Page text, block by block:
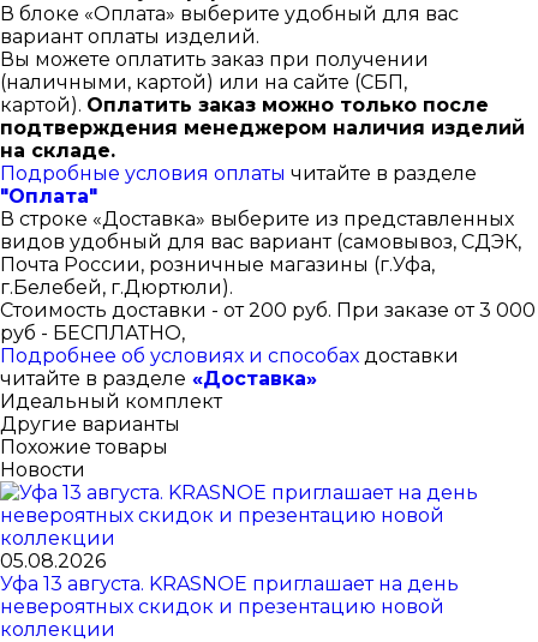
В блоке «Оплата» выберите удобный для вас
вариант оплаты изделий.
Вы можете оплатить заказ при получении
(наличными, картой) или на сайте (СБП,
картой). Оплатить заказ можно только после
подтверждения менеджером наличия изделий
на складе.
Подробные условия оплаты читайте в разделе
"Оплата"
В строке «Доставка» выберите из представленных
видов удобный для вас вариант (самовывоз, СДЭК,
Почта России, розничные магазины (г.Уфа,
г.Белебей, г.Дюртюли).
Стоимость доставки - от 200 руб. При заказе от 3 000
руб - БЕСПЛАТНО,
Подробнее об условиях и способах доставки
читайте в разделе «Доставка»
Идеальный комплект
Другие варианты
Похожие товары
Новости
05.08.2026
Уфа 13 августа. KRASNOE приглашает на день
невероятных скидок и презентацию новой
коллекции